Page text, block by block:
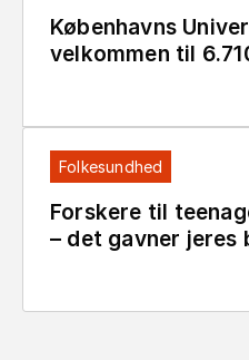
Københavns
velkommen til
Folkesundhed
Forskere til
– det gavner jeres